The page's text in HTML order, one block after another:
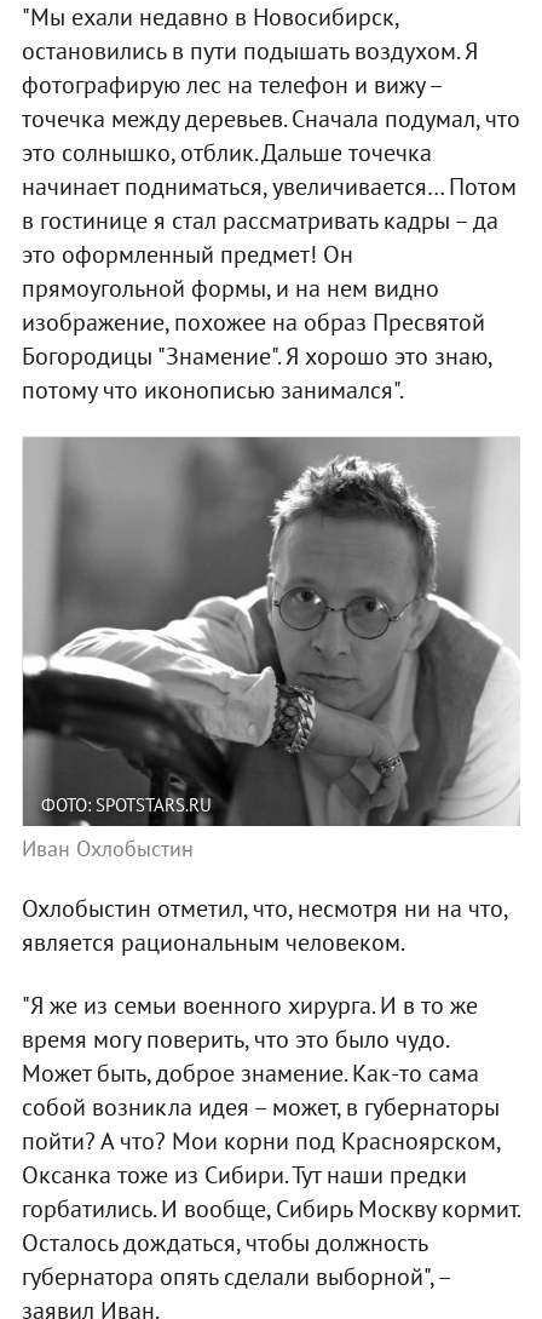
"Мы ехали недавно в Новосибирск,
остановились в пути подышать воздухом. Я
фотографирую лес на телефон и вижу –
точечка между деревьев. Сначала подумал, что
это солнышко, отблик. Дальше точечка
начинает подниматься, увеличивается… Потом
в гостинице я стал рассматривать кадры – да
это оформленный предмет! Он
прямоугольной формы, и на нем видно
изображение, похожее на образ Пресвятой
Богородицы "Знамение". Я хорошо это знаю,
потому что иконописью занимался".
ФОТО: SPOTSTARS.RU
Иван Охлобыстин
Охлобыстин отметил, что, несмотря ни на что,
является рациональным человеком.
"Я же из семьи военного хирурга. И в то же
время могу поверить, что это было чудо.
Может быть, доброе знамение. Как-то сама
собой возникла идея – может, в губернаторы
пойти? А что? Мои корни под Красноярском,
Оксанка тоже из Сибири. Тут наши предки
горбатились. И вообще, Сибирь Москву кормит.
Осталось дождаться, чтобы должность
губернатора опять сделали выборной", –
заявил Иван.